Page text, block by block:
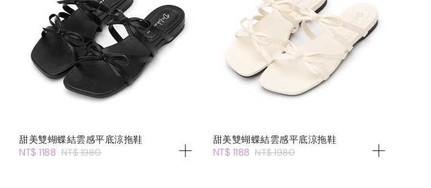
甜美雙蝴蝶結雲感平底涼拖鞋
NT$ 1188 NT$ 1980
甜美雙蝴蝶結雲感平底涼拖鞋
NT$ 1188 NT$ 1980